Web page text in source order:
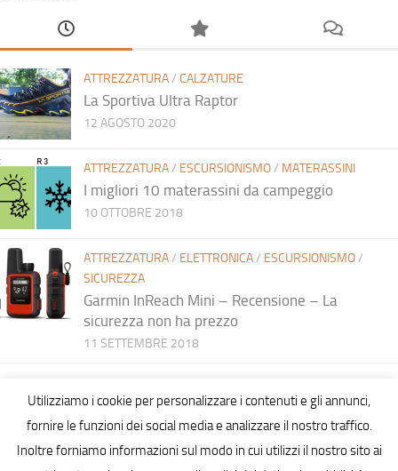
ATTREZZATURA/ CALZATURE
La Sportiva Ultra Raptor
12 AGOSTO 2020
ATTREZZATURA/ ESCURSIONISMO/ MATERASSINI
I migliori 10 materassini da campeggio
10 OTTOBRE 2018
ATTREZZATURA/ ELETTRONICA/ ESCURSIONISMO/
SICUREZZA
Garmin InReach Mini – Recensione – La
sicurezza non ha prezzo
11 SETTEMBRE 2018
Hiking in Sardinia © 2026. All Rights Reserved.
Utilizziamo i cookie per personalizzare i contenuti e gli annunci,
fornire le funzioni dei social media e analizzare il nostro traffico.
Inoltre forniamo informazioni sul modo in cui utilizzi il nostro sito ai